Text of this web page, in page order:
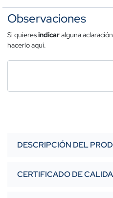
Observaciones
Si quieresindicaralguna
hacerlo aquí.
DESCRIPCIÓN DEL
CERTIFICADO DE